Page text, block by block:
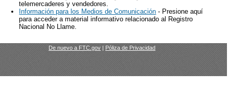
telemercaderes y vendedores.
Información para los Medios de Comunicación - Presione aquí
para acceder a material informativo relacionado al Registro
Nacional No Llame.
De nuevo a FTC.gov | Póliza de Privacidad